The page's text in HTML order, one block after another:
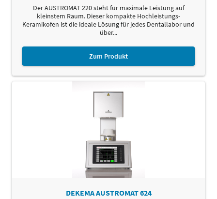
Der AUSTROMAT 220 steht für maximale Leistung auf
kleinstem Raum. Dieser kompakte Hochleistungs-
Keramikofen ist die ideale Lösung für jedes Dentallabor und
über...
Zum Produkt
DEKEMA AUSTROMAT 624